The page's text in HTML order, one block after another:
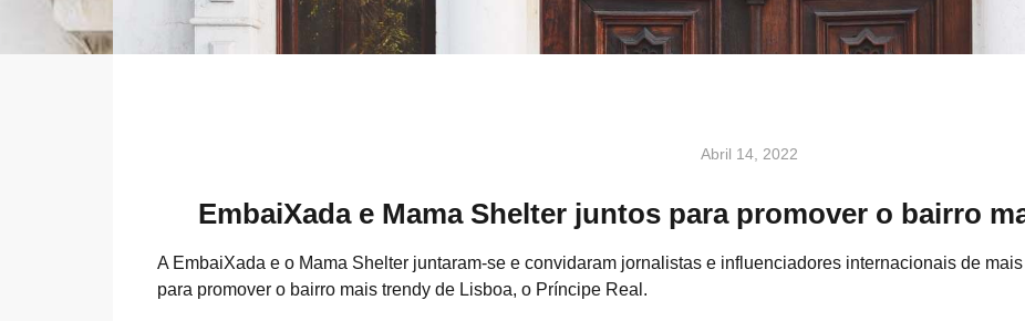
Abril 14, 2022
EmbaiXada e Mama Shelter juntos para promover o bairro
A EmbaiXada e o Mama Shelter juntaram-se e convidaram jornalistas e influenciadores internacionais de
para promover o bairro mais trendy de Lisboa, o Príncipe Real.